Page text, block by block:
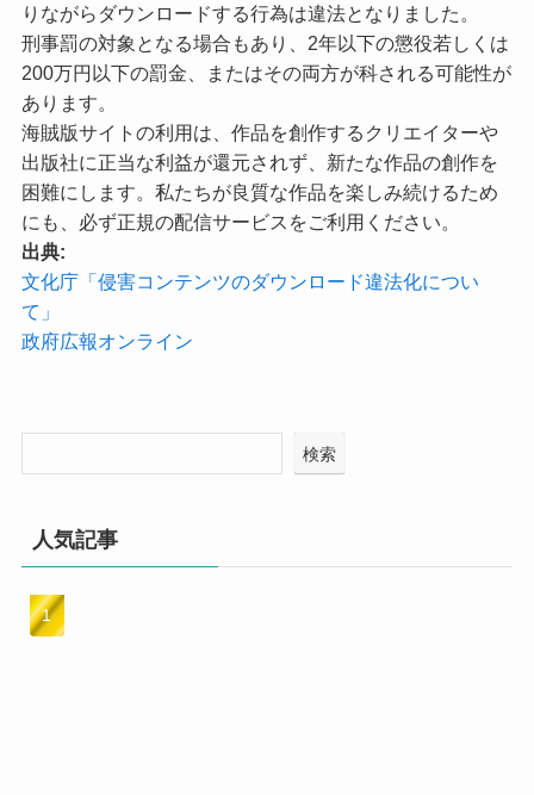
りながらダウンロードする行為は違法となりました。
刑事罰の対象となる場合もあり、2年以下の懲役若しくは
200万円以下の罰金、またはその両方が科される可能性が
あります。
海賊版サイトの利用は、作品を創作するクリエイターや
出版社に正当な利益が還元されず、新たな作品の創作を
困難にします。私たちが良質な作品を楽しみ続けるため
にも、必ず正規の配信サービスをご利用ください。
出典:
文化庁「侵害コンテンツのダウンロード違法化につい
て」
政府広報オンライン
検索
人気記事